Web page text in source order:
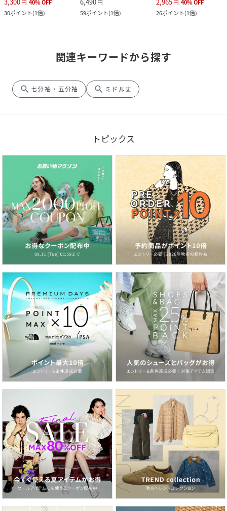
円 40%OFF
30ポイント(1倍)
円
59ポイント(1倍)
円 40%OFF
26ポイント(1倍)
関連キーワードから探す
search 七分袖・五分袖 search ミドル丈
トピックス